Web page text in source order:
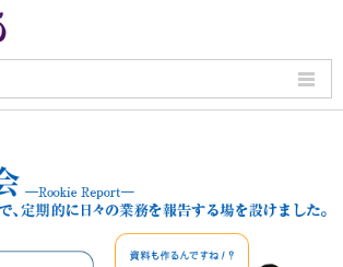
ホームページ制作実績